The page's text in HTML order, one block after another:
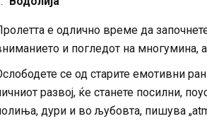
е одлично време да
и погледот на многумина,
се од старите емотивни
развој, ќе станете посилни,
дури и во љубовта, пишува